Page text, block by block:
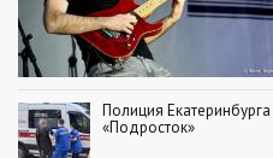
Полиция
«Подросток»